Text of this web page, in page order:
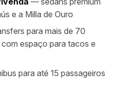
e a Milla de Ouro
para mais de 70
espaço para tacos e
para até 15 passageiros